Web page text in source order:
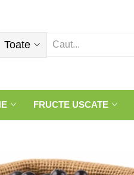
Toate
FRUCTE USCATE